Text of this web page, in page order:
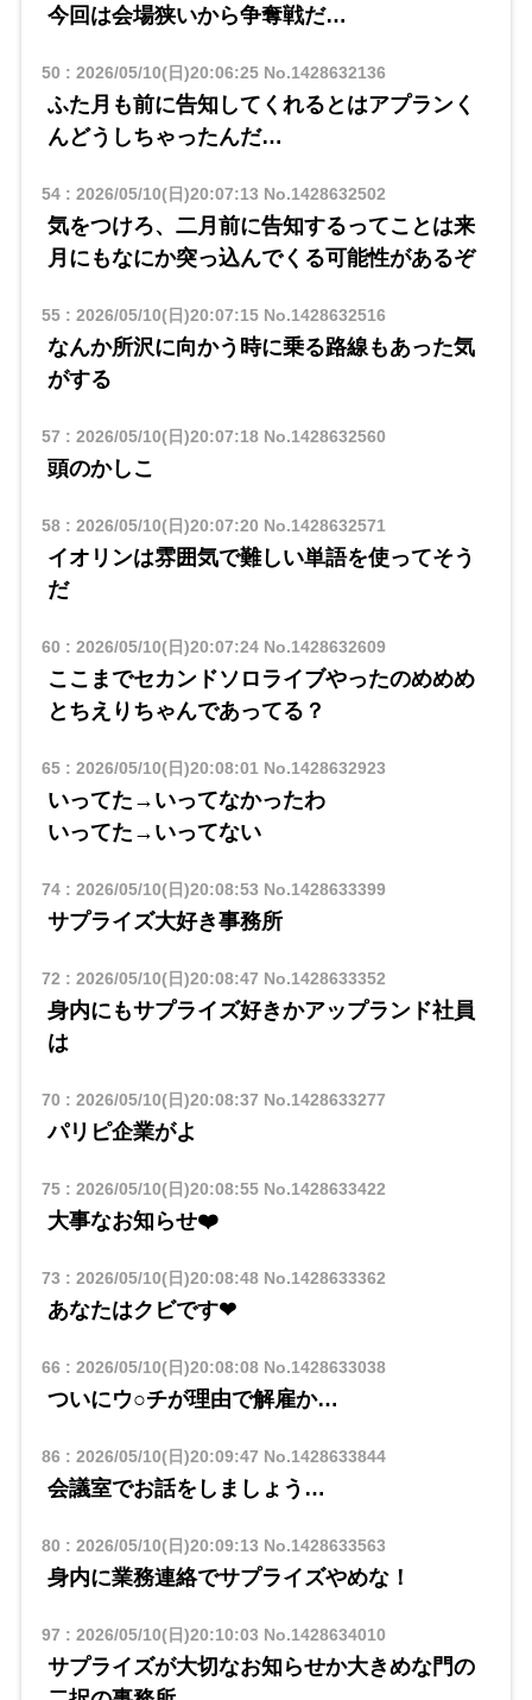
今回は会場狭いから争奪戦だ…
50 : 2026/05/10(日)20:06:25No.1428632136
ふた月も前に告知してくれるとはアプランく
んどうしちゃったんだ…
54: 2026/05/10(日)20:07:13 No.1428632502
気をつけろ、二月前に告知するってことは来
月にもなにか突っ込んでくる可能性があるぞ
55: 2026/05/10(日)20:07:15No.1428632516
なんか所沢に向かう時に乗る路線もあった気
がする
57 : 2026/05/10(日)20:07:18No.1428632560
頭のかしこ
58: 2026/05/10(日)20:07:20 No.1428632571
イオリンは雰囲気で難しい単語を使ってそう
だ
60 : 2026/05/10(日)20:07:24No.1428632609
ここまでセカンドソロライブやったのめめめ
とちえりちゃんであってる？
65: 2026/05/10(日)20:08:01 No.1428632923
いってた→いってなかったわ
いってた→いってない
74: 2026/05/10(日)20:08:53 No.1428633399
サプライズ大好き事務所
72 : 2026/05/10(日)20:08:47 No.1428633352
身内にもサプライズ好きかアップランド社員
は
70 : 2026/05/10(日)20:08:37 No.1428633277
パリピ企業がよ
75: 2026/05/10(日)20:08:55No.1428633422
大事なお知らせ❤️
73 : 2026/05/10(日)20:08:48No.1428633362
あなたはクビです❤
66 : 2026/05/10(日)20:08:08No.1428633038
ついにウ○チが理由で解雇か…
86 : 2026/05/10(日)20:09:47 No.1428633844
会議室でお話をしましょう…
80 : 2026/05/10(日)20:09:13 No.1428633563
身内に業務連絡でサプライズやめな！
97 : 2026/05/10(日)20:10:03 No.1428634010
サプライズが大切なお知らせか大きめな門の